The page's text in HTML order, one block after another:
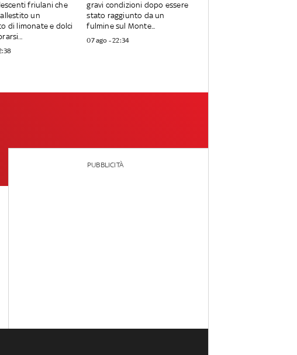
friulani che
un
di limonate e dolci
gravi condizioni dopo essere
stato raggiunto da un
fulmine sul Monte...
07 ago - 22:34
PUBBLICITÀ